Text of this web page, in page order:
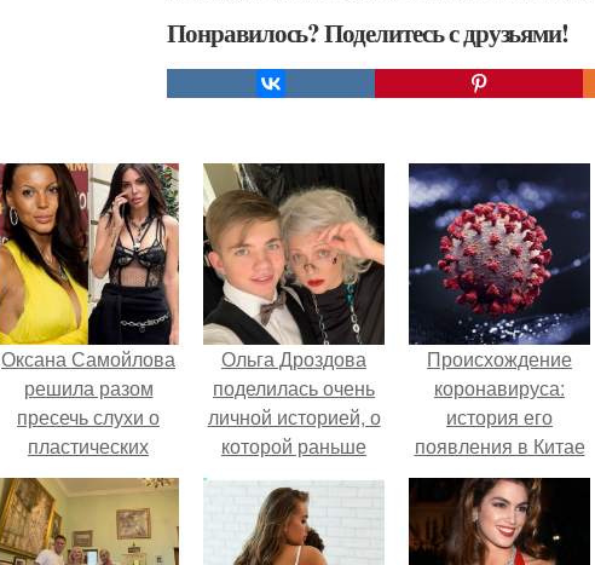
Понравилось? Поделитесь с друзьями!
Оксана Самойлова
решила разом
пресечь слухи о
пластических
операциях и
публично
прояснила
Ольга Дроздова
поделилась очень
личной историей, о
которой раньше
почти не говорила.
Происхождение
коронавируса:
история его
появления в Китае